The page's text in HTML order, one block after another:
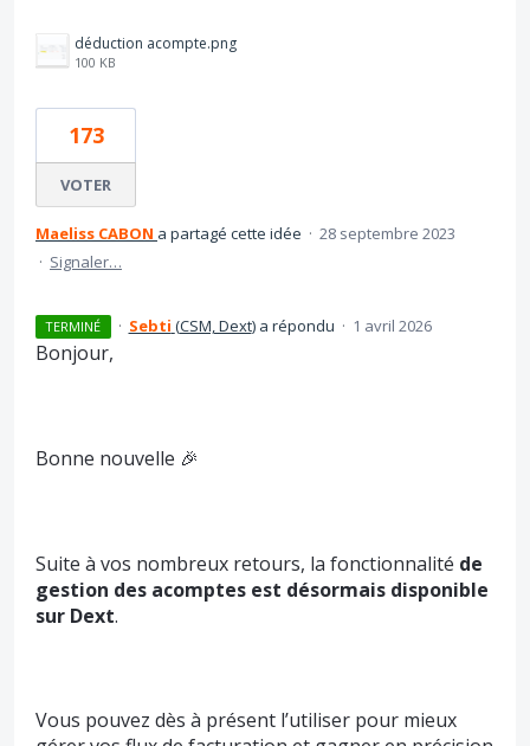
déduction acompte.png
100 KB
173
VOTER
Maeliss CABON a partagé cette idée · 28 septembre 2023
· Signaler…
TERMINÉ · Sebti (CSM, Dext)a répondu · 1 avril 2026
Bonjour,
Bonne nouvelle 🎉
Suite à vos nombreux retours, la fonctionnalité de
gestion des acomptes est désormais disponible
sur Dext.
Vous pouvez dès à présent l’utiliser pour mieux